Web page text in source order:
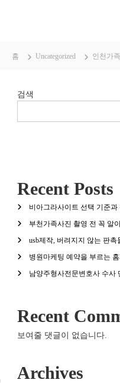
홈 Uncategorized 인천가
검색
Recent Posts
비아그라사이트 선택 기준
부천가족사진 촬영 전 꼭 알
usb제작, 버려지지 않는 판촉
병원마케팅 예약을 부르는
남양주형사전문변호사 수사
Recent
보여줄 댓글이 없습니다.
Archives